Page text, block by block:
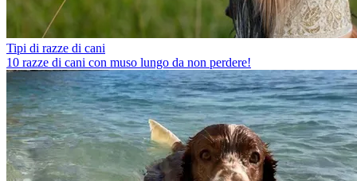
Tipi di razze di cani
10 razze di cani con muso lungo da non perdere!